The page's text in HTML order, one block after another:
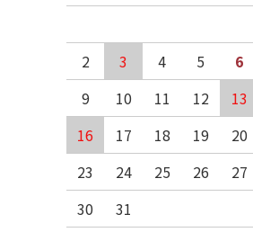
2
3 4 5 6
9
10 11 12 13
16
17 18 19 20
23
24 25 26 27
30
31